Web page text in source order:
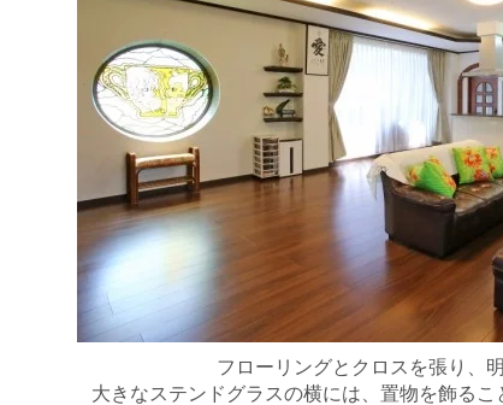
フローリングとクロスを張り、
大きなステンドグラスの横には、置物を飾るこ